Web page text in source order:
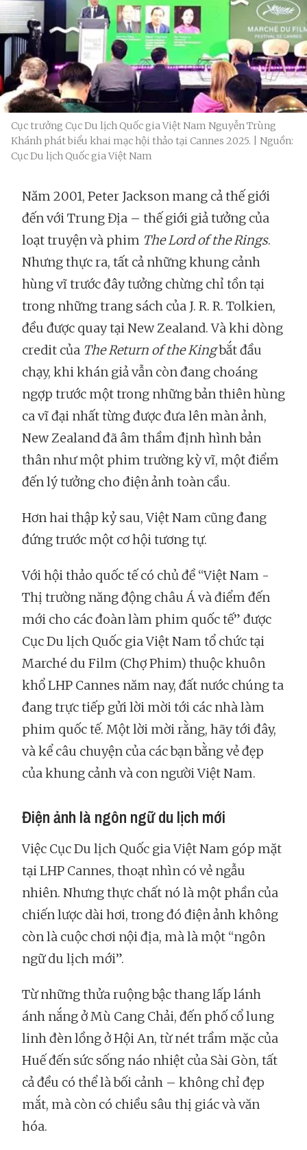
Cục trưởng Cục Du lịch Quốc gia Việt Nam Nguyễn Trùng
Khánh phát biểu khai mạc hội thảo tại Cannes 2025. | Nguồn:
Cục Du lịch Quốc gia Việt Nam
Năm 2001, Peter Jackson mang cả thế giới
đến với Trung Địa – thế giới giả tưởng của
loạt truyện và phim The Lord of the Rings.
Nhưng thực ra, tất cả những khung cảnh
hùng vĩ trước đây tưởng chừng chỉ tồn tại
trong những trang sách của J. R. R. Tolkien,
đều được quay tại New Zealand. Và khi dòng
credit của The Return of the Kingbắt đầu
chạy, khi khán giả vẫn còn đang choáng
ngợp trước một trong những bản thiên hùng
ca vĩ đại nhất từng được đưa lên màn ảnh,
New Zealand đã âm thầm định hình bản
thân như một phim trường kỳ vĩ, một điểm
đến lý tưởng cho điện ảnh toàn cầu.
Hơn hai thập kỷ sau, Việt Nam cũng đang
đứng trước một cơ hội tương tự.
Với hội thảo quốc tế có chủ đề “Việt Nam -
Thị trường năng động châu Á và điểm đến
mới cho các đoàn làm phim quốc tế” được
Cục Du lịch Quốc gia Việt Nam tổ chức tại
Marché du Film (Chợ Phim) thuộc khuôn
khổ LHP Cannes năm nay, đất nước chúng ta
đang trực tiếp gửi lời mời tới các nhà làm
phim quốc tế. Một lời mời rằng, hãy tới đây,
và kể câu chuyện của các bạn bằng vẻ đẹp
của khung cảnh và con người Việt Nam.
Điện ảnh là ngôn ngữ du lịch mới
Việc Cục Du lịch Quốc gia Việt Nam góp mặt
tại LHP Cannes, thoạt nhìn có vẻ ngẫu
nhiên. Nhưng thực chất nó là một phần của
chiến lược dài hơi, trong đó điện ảnh không
còn là cuộc chơi nội địa, mà là một “ngôn
ngữ du lịch mới”.
Từ những thửa ruộng bậc thang lấp lánh
ánh nắng ở Mù Cang Chải, đến phố cổ lung
linh đèn lồng ở Hội An, từ nét trầm mặc của
Huế đến sức sống náo nhiệt của Sài Gòn, tất
cả đều có thể là bối cảnh – không chỉ đẹp
mắt, mà còn có chiều sâu thị giác và văn
hóa.